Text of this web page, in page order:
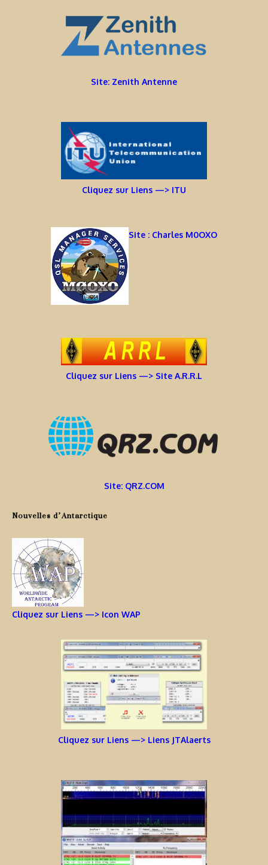
Site: Zenith Antenne
Cliquez sur Liens —> ITU
Site : Charles M0OXO
Cliquez sur Liens —> Site A.R.R.L
Site: QRZ.COM
Nouvelles d’Antarctique
Cliquez sur Liens —> Icon WAP
Cliquez sur Liens —> Liens JTAlaerts